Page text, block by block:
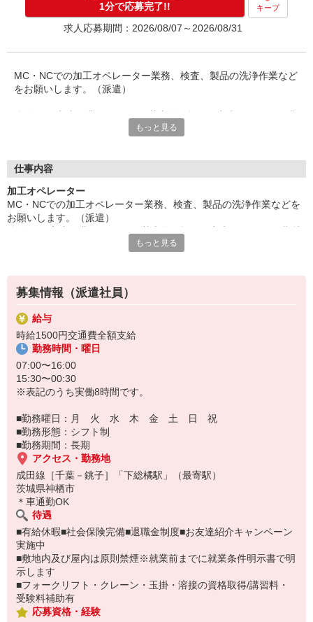
1分で応募完了!! キープ
求人応募期間：2026/08/07～2026/08/31
MC・NCでの加工オペレーター業務、検査、製品の洗浄作業など
をお願いします。（派遣）
就業可能。40代など幅広い年齢層の方が活躍中。
給与即払いOK！ただし就業状況によりご利用いただけない場合
『テクノ・サービス』は、派遣業界大手スタッフサービスグルー
プです。
全国にあるお仕事の中から、一人ひとりのスキルや希望条件に応
じたお仕事をご案内します。
登録方法は、【オンライン】【電話】【登録会来場】の3つから
選べます♪
★★履歴書・証明写真は不要！★★
また、ご登録済の方はお仕事の紹介がスムーズです。
ご応募お待ちしています。
もっと見る
仕事内容
加工オペレーター
MC・NCでの加工オペレーター業務、検査、製品の洗浄作業などを
お願いします。（派遣）
業可能。40代など幅広い年齢層の方が活躍中。
もっと見る
募集情報（派遣社員）
給与
時給1500円交通費全額支給
勤務時間・曜日
07:00〜16:00
15:30〜00:30
※表記のうち実働8時間です。
■勤務曜日：月 火 水 木 金 土 日 祝
■勤務形態：シフト制
■勤務期間：長期
アクセス・勤務地
成田線［千葉－銚子］「下総橘駅」（最寄駅）
茨城県神栖市
＊車通勤OK
待遇
■有給休暇■社会保険完備■退職金制度■お友達紹介キャンペーン
実施中
■敷地内及び屋内は原則禁煙※就業前までに就業条件明示書で明
示します
■フォークリフト・クレーン・玉掛・溶接の資格取得/講習料・
受験料補助有
応募資格・経験